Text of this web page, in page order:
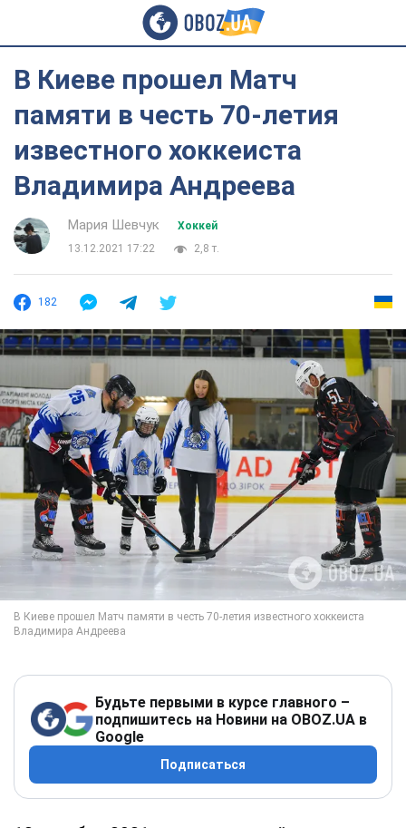
В Киеве прошел Матч
памяти в честь 70-летия
известного хоккеиста
Владимира Андреева
Мария Шевчук
Хоккей
13.12.2021 17:22
2,8 т.
182
Будьте первыми в курсе главного –
подпишитесь на Новини на OBOZ.UA в
Google
Подписаться